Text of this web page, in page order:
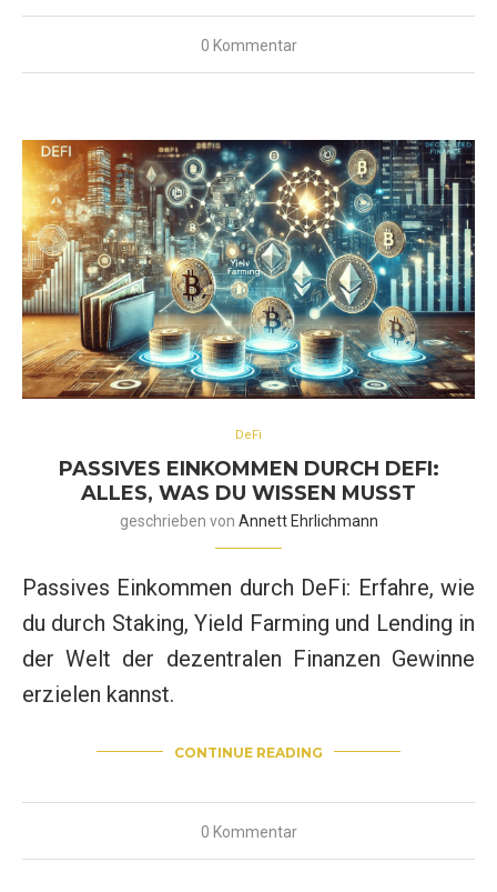
0 Kommentar
DeFi
PASSIVES EINKOMMEN DURCH DEFI:
ALLES, WAS DU WISSEN MUSST
geschrieben von Annett Ehrlichmann
Passives Einkommen durch DeFi: Erfahre, wie
du durch Staking, Yield Farming und Lending in
der Welt der dezentralen Finanzen Gewinne
erzielen kannst.
CONTINUE READING
0 Kommentar